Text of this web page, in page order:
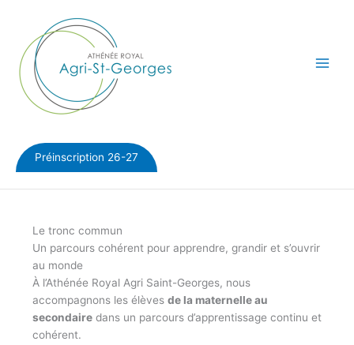
contenu
Préinscription 26-27
Le tronc commun
Un parcours cohérent pour apprendre, grandir et s’ouvrir
au monde
À l’Athénée Royal Agri Saint-Georges, nous
accompagnons les élèves de la maternelle au
secondairedans un parcours d’apprentissage continu et
cohérent.